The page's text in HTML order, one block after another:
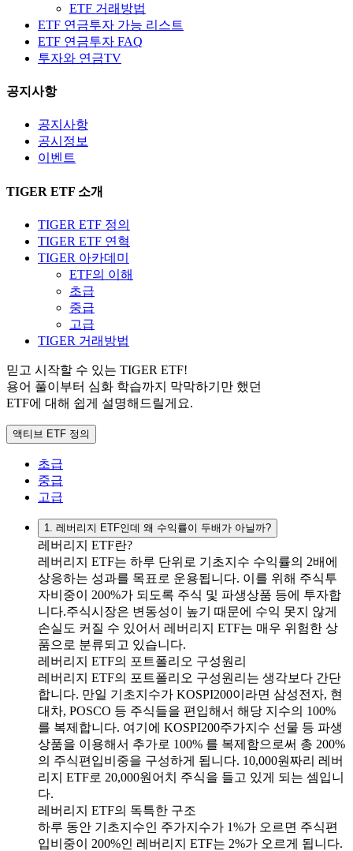
ETF 거래방법
ETF 연금투자 가능 리스트
ETF 연금투자 FAQ
투자와 연금TV
공지사항
공지사항
공시정보
이벤트
TIGER ETF 소개
TIGER ETF 정의
TIGER ETF 연혁
TIGER 아카데미
ETF의 이해
초급
중급
고급
TIGER 거래방법
믿고 시작할 수 있는 TIGER ETF!
용어 풀이부터 심화 학습까지 막막하기만 했던
ETF에 대해 쉽게 설명해드릴게요.
액티브 ETF 정의
초급
중급
고급
1. 레버리지 ETF인데 왜 수익률이 두배가 아닐까?
레버리지 ETF란?
레버리지 ETF는 하루 단위로 기초지수 수익률의 2배에
상응하는 성과를 목표로 운용됩니다. 이를 위해 주식투
자비중이 200%가 되도록 주식 및 파생상품 등에 투자합
니다.주식시장은 변동성이 높기 때문에 수익 못지 않게
손실도 커질 수 있어서 레버리지 ETF는 매우 위험한 상
품으로 분류되고 있습니다.
레버리지 ETF의 포트폴리오 구성원리
레버리지 ETF의 포트폴리오 구성원리는 생각보다 간단
합니다. 만일 기초지수가 KOSPI200이라면 삼성전자, 현
대차, POSCO 등 주식들을 편입해서 해당 지수의 100%
를 복제합니다. 여기에 KOSPI200주가지수 선물 등 파생
상품을 이용해서 추가로 100% 를 복제함으로써 총 200%
의 주식편입비중을 구성하게 됩니다. 10,000원짜리 레버
리지 ETF로 20,000원어치 주식을 들고 있게 되는 셈입니
다.
레버리지 ETF의 독특한 구조
하루 동안 기초지수인 주가지수가 1%가 오르면 주식편
입비중이 200%인 레버리지 ETF는 2%가 오르게 됩니다.